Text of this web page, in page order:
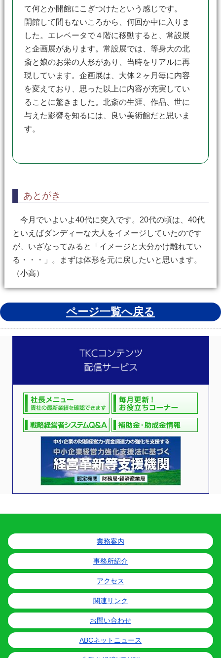
て何とか開館にこぎつけたという感じです。
開館して間もないころから、何回か中に入りま
した。エレベータで４階に移動すると、常設展
と企画展があります。常設展では、等身大の北
斎と娘のお栄の人形があり、当時をリアルに再
現しています。企画展は、大体２ヶ月毎に内容
を変えており、思った以上に内容が充実してい
ることに驚きました。北斎の生涯、作品、世に
与えた影響を知るには、良い美術館だと思いま
す。
あとがき
今月でいよいよ40代に突入です。20代の頃は、40代
といえばダンディーな大人をイメージしていたのです
が、いざなってみると「イメージと大分かけ離れてい
る・・・」。まずは体形を元に戻したいと思います。
（小高）
ページ一覧へ戻る
業務案内
事務所紹介
アクセス
関連リンク
お問い合わせ
ABCネットニュース